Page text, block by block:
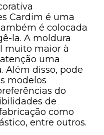
Cardim é uma
é colocada
la. A moldura
muito maior à
uma
Além disso, pode
modelos
do
de
como
entre outros.